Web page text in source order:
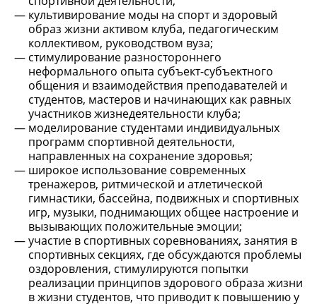
культивирование моды на спорт и здоровый
образ жизни активом клуба, педагогическим
коллективом, руководством вуза;
стимулирование разностороннего
неформального опыта субъект-субъектного
общения и взаимодействия преподавателей и
студентов, мастеров и начинающих как равных
участников жизнедеятельности клуба;
моделирование студентами индивидуальных
программ спортивной деятельности,
направленных на сохранение здоровья;
широкое использование современных
тренажеров, ритмической и атлетической
гимнастики, бассейна, подвижных и спортивных
игр, музыки, поднимающих общее настроение и
вызывающих положительные эмоции;
участие в спортивных соревнованиях, занятия в
спортивных секциях, где обсуждаются проблемы
оздоровления, стимулируются попытки
реализации принципов здорового образа жизни
в жизни студентов, что приводит к повышению у